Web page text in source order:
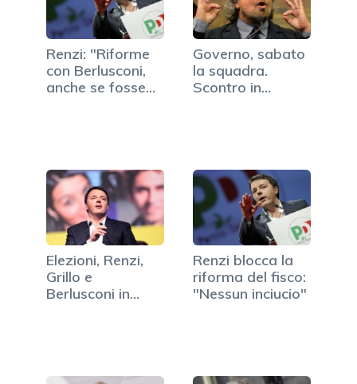
Renzi: "Riforme
con Berlusconi,
anche se fosse
Governo, sabato
la squadra.
Scontro in
Elezioni, Renzi,
Grillo e
Berlusconi in
Renzi blocca la
riforma del fisco:
"Nessun inciucio"